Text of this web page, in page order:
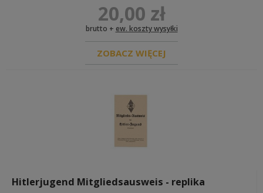
20,00 zł
brutto + ew. koszty wysyłki
ZOBACZ WIĘCEJ
Hitlerjugend Mitgliedsausweis - replika